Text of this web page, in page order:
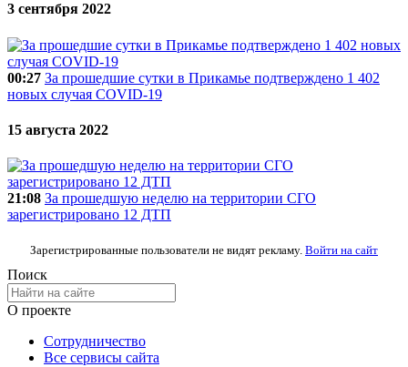
3 сентября 2022
00:27 За прошедшие сутки в Прикамье подтверждено 1 402
новых случая COVID-19
15 августа 2022
21:08 За прошедшую неделю на территории СГО
зарегистрировано 12 ДТП
Зарегистрированные пользователи не видят рекламу. Войти на сайт
Поиск
О проекте
Сотрудничество
Все сервисы сайта